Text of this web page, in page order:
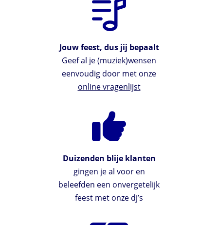
Jouw feest, dus jij bepaalt
Geef al je (muziek)wensen
eenvoudig door met onze
online vragenlijst
Duizenden blije klanten
gingen je al voor en
beleefden een onvergetelijk
feest met onze dj’s